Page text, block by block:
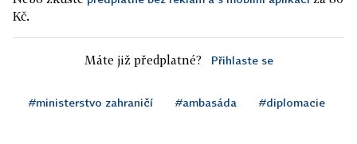
Kč.
Máte již předplatné? Přihlaste se
#ministerstvo zahraničí #ambasáda #diplomacie